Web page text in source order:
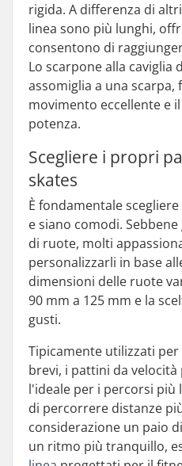
rigida. A differenza di
linea sono più lunghi,
consentono di
Lo scarpone alla caviglia
assomiglia a una scarpa,
movimento eccellente e
potenza.
Scegliere i propri
skates
È fondamentale
e siano comodi.
di ruote, molti
personalizzarli in base
dimensioni delle ruote
90 mm a 125 mm e la
gusti.
Tipicamente utilizzati
brevi, i pattini da
l'ideale per i percorsi più
di percorrere distanze
considerazione un paio di
un ritmo più tranquillo,